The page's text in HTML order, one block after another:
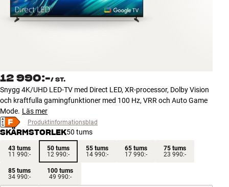
Tillbehör
NYHETER
ERBJUDANDEN
Kundtjänst
Kundtjänst
Bygg med ljud
12 990:-/ ST.
Snygg 4K/UHD LED-TV med Direct LED, XR-processor, Dolby Vision
och kraftfulla gamingfunktioner med 100 Hz, VRR och Auto Game
Mode. Läs mer
Produktinformationsblad
SKÄRMSTORLEK50 tums
43 tums
11 990:-
50 tums
12 990:-
55 tums
14 990:-
65 tums
17 990:-
75 tums
23 990:-
85 tums
34 990:-
100 tums
49 990:-